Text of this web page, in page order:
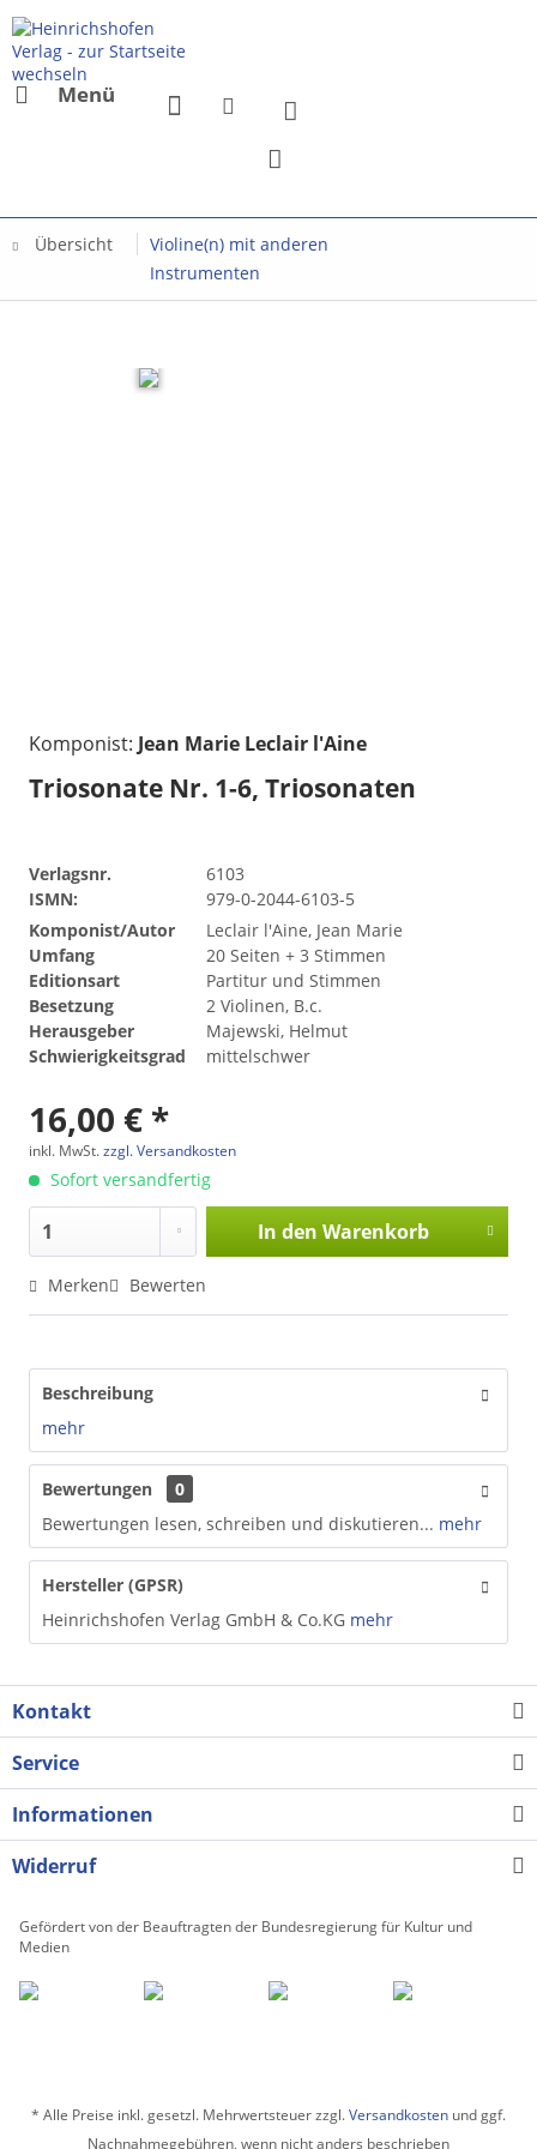
Menü
Übersicht
Violine(n) mit anderen
Instrumenten
Komponist: Jean Marie Leclair l'Aine
Triosonate Nr. 1-6, Triosonaten
Verlagsnr.
6103
ISMN:
979-0-2044-6103-5
Komponist/Autor
Leclair l'Aine, Jean Marie
Umfang
20 Seiten + 3 Stimmen
Editionsart
Partitur und Stimmen
Besetzung
2 Violinen, B.c.
Herausgeber
Majewski, Helmut
Schwierigkeitsgrad
mittelschwer
16,00 € *
inkl. MwSt.zzgl. Versandkosten
Sofort versandfertig
In den Warenkorb
Merken Bewerten
Beschreibung
mehr
Bewertungen
0
Bewertungen lesen, schreiben und diskutieren... mehr
Hersteller (GPSR)
Heinrichshofen Verlag GmbH & Co.KG mehr
Kontakt
Service
Informationen
Widerruf
Gefördert von der Beauftragten der Bundesregierung für Kultur und
Medien
* Alle Preise inkl. gesetzl. Mehrwertsteuer zzgl.Versandkosten und ggf.
Nachnahmegebühren, wenn nicht anders beschrieben